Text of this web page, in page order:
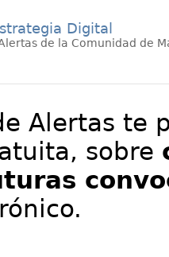
Digital
de la Comunidad de
Alertas te
sobre